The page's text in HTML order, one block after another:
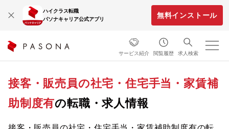
ハイクラス転職
パソナキャリア公式アプリ
無料インストール
サービス紹介 閲覧履歴 求人検索
接客・販売員の社宅・住宅手当・家賃補
助制度有の転職・求人情報